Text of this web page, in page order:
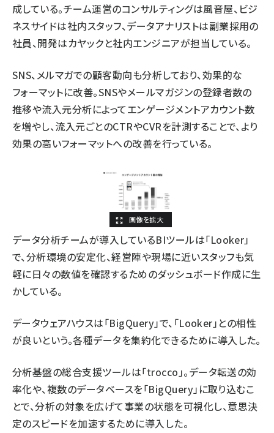
成している。チーム運営のコンサルティングは風音屋、ビジ
ネスサイドは社内スタッフ、データアナリストは副業採用の
社員、開発はカヤックと社内エンジニアが担当している。
SNS、メルマガでの顧客動向も分析しており、効果的な
フォーマットに改善。SNSやメールマガジンの登録者数の
推移や流入元分析によってエンゲージメントアカウント数
を増やし、流入元ごとのCTRやCVRを計測することで、より
効果の高いフォーマットへの改善を行っている。
データ分析チームが導入しているBIツールは「Looker」
で、分析環境の安定化、経営陣や現場に近いスタッフも気
軽に日々の数値を確認するためのダッシュボード作成に生
かしている。
データウェアハウスは「BigQuery」で、「Looker」との相性
が良いという。各種データを集約化できるために導入した。
分析基盤の総合支援ツールは「trocco」。データ転送の効
率化や、複数のデータベースを「BigQuery」に取り込むこ
とで、分析の対象を広げて事業の状態を可視化し、意思決
定のスピードを加速するために導入した。